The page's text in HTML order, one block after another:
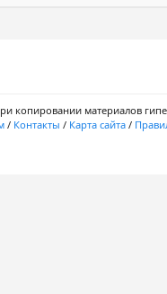
копировании материалов
/ Контакты / Карта сайта /